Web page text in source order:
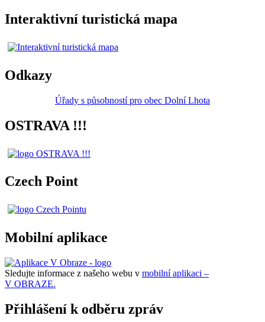
Interaktivní turistická mapa
Odkazy
Úřady s působností pro obec Dolní Lhota
OSTRAVA !!!
Czech Point
Mobilní aplikace
Sledujte informace z našeho webu v mobilní aplikaci –
V OBRAZE.
Přihlášení k odběru zpráv